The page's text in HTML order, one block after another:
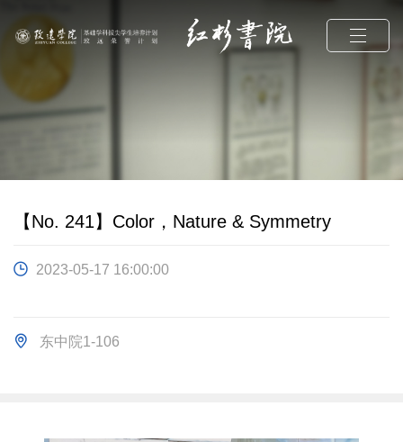
【No. 241】Color，Nature & Symmetry
2023-05-17 16:00:00
东中院1-106